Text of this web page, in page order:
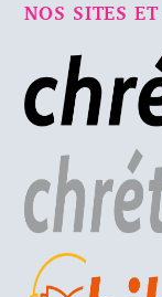
NOS SITES